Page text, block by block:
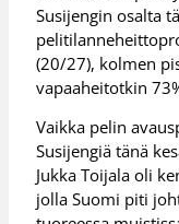
Susijengin osalta
(20/27), kolmen
vapaaheitotkin
Vaikka pelin
Susijengiä tänä
Jukka Toijala oli
jolla Suomi piti